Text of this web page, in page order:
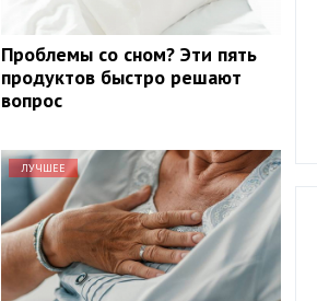
Проблемы со сном? Эти пять
продуктов быстро решают
вопрос
ЛУЧШЕЕ